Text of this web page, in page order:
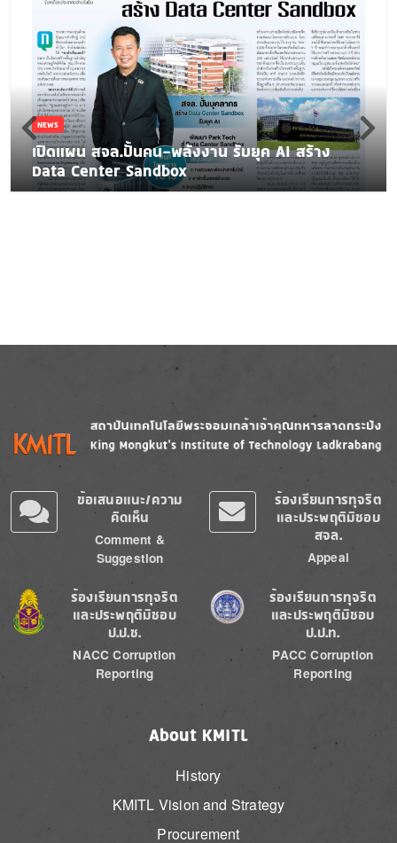
NEWS
เปิดแผน สจล.ปั้นคน-พลังงาน รับยุค AI สร้าง
Data Center Sandbox
Image
ข้อเสนอแนะ/ความ
คิดเห็น
Comment &
Suggestion
ร้องเรียนการทุจริต
และประพฤติมิชอบ
สจล.
Appeal
Image
ร้องเรียนการทุจริต
และประพฤติมิชอบ
ป.ป.ช.
NACC Corruption
Reporting
Image
ร้องเรียนการทุจริต
และประพฤติมิชอบ
ป.ป.ท.
PACC Corruption
Reporting
About KMITL
History
KMITL Vision and Strategy
Procurement